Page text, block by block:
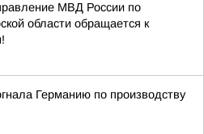
МВД России по
области обращается к
Германию по производству